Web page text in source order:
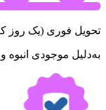
تحویل فوری (یک روز
به‌دلیل موجودی انبوه